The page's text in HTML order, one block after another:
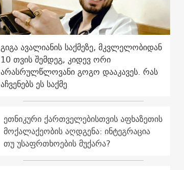
გიგა ავალიანის საქმეზე, მკვლელობიდან
10 თვის შემდეგ, კიდევ ორი
არასრულწლოვანი გოგო დააკავეს. რას
აჩვენებს ეს საქმე
ეთნიკური ქართველებისთვის აფხაზეთის
მოქალაქეობის აღდგენა: ინტეგრაცია
თუ უსაფრთხოების მუქარა?